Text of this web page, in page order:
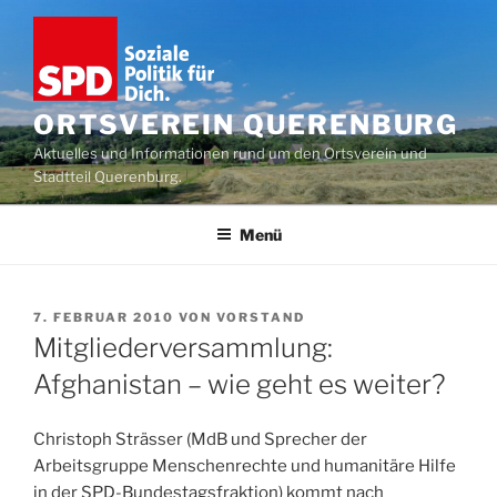
Zum
springen
ORTSVEREIN QUERENBURG
Aktuelles und Informationen rund um den Ortsverein und
Stadtteil Querenburg.
Menü
VERÖFFENTLICHT
AM
7. FEBRUAR 2010 VON VORSTAND
Mitgliederversammlung:
Afghanistan – wie geht es weiter?
Christoph Strässer (MdB und Sprecher der
Arbeitsgruppe Menschenrechte und humanitäre Hilfe
in der SPD-Bundestagsfraktion) kommt nach